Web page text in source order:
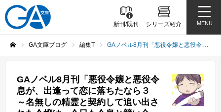
新刊/既刊 シリーズ紹介 MENU
GA文庫ブログ 編集T GAノベル8月刊「悪役令嬢と悪役令息が、出逢って恋に落ちたなら３ ～名無しの精霊と契約して追い出された令嬢は、今日も令息と競い合っているようです～」店舗特典情報！
GAノベル8月刊「悪役令嬢と悪役令
息が、出逢って恋に落ちたなら３
～名無しの精霊と契約して追い出さ